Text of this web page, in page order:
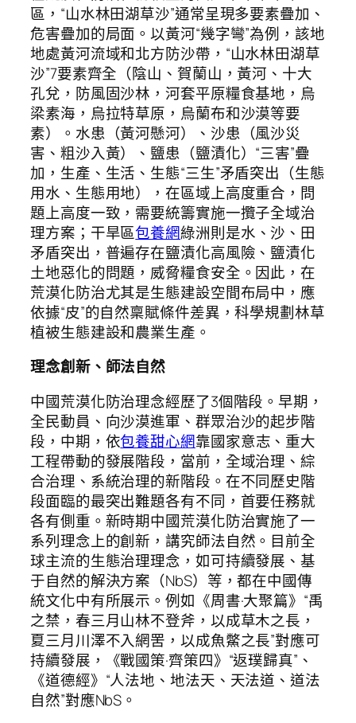
區，“山水林田湖草沙”通常呈現多要素疊加、
危害疊加的局面。以黃河“幾字彎”為例，該地
地處黃河流域和北方防沙帶，“山水林田湖草
沙”7要素齊全（陰山、賀蘭山，黃河、十大
孔兌，防風固沙林，河套平原糧食基地，烏
梁素海，烏拉特草原，烏蘭布和沙漠等要
素）。水患（黃河懸河）、沙患（風沙災
害、粗沙入黃）、鹽患（鹽漬化）“三害”疊
加，生產、生活、生態“三生”矛盾突出（生態
用水、生態用地），在區域上高度重合，問
題上高度一致，需要統籌實施一攬子全域治
理方案；干旱區包養網綠洲則是水、沙、田
矛盾突出，普遍存在鹽漬化高風險、鹽漬化
土地惡化的問題，威脅糧食安全。因此，在
荒漠化防治尤其是生態建設空間布局中，應
依據“皮”的自然稟賦條件差異，科學規劃林草
植被生態建設和農業生產。
理念創新、師法自然
中國荒漠化防治理念經歷了3個階段。早期，
全民動員、向沙漠進軍、群眾治沙的起步階
段，中期，依包養甜心網靠國家意志、重大
工程帶動的發展階段，當前，全域治理、綜
合治理、系統治理的新階段。在不同歷史階
段面臨的最突出難題各有不同，首要任務就
各有側重。新時期中國荒漠化防治實施了一
系列理念上的創新，講究師法自然。目前全
球主流的生態治理理念，如可持續發展、基
于自然的解決方案（NbS）等，都在中國傳
統文化中有所展示。例如《周書·大聚篇》“禹
之禁，春三月山林不登斧，以成草木之長，
夏三月川澤不入網罟，以成魚鱉之長”對應可
持續發展，《戰國策·齊策四》“返璞歸真”、
《道德經》“人法地、地法天、天法道、道法
自然”對應NbS。